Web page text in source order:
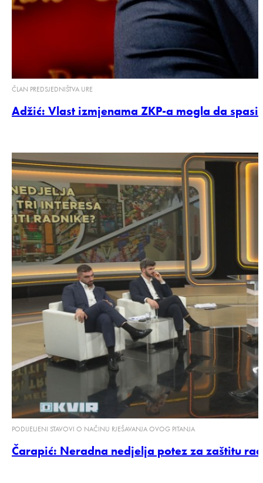
ČLAN PREDSJEDNIŠTVA URE
Adžić: Vlast izmjenama ZKP-a mogla da
PODIJELJENI STAVOVI O NAČINU RJEŠAVANJA OVOG PITANJA
Čarapić: Neradna nedjelja potez za zaštitu